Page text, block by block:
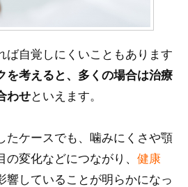
ば自覚しにくいこともあります
を考えると、多くの場合は治療
わせといえます。
たケースでも、噛みにくさや顎
変化などにつながり、 健康
響していることが明らかになっ